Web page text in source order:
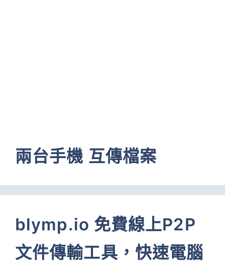
兩台手機 互傳檔案
blymp.io 免費線上P2P
文件傳輸工具，快速電腦